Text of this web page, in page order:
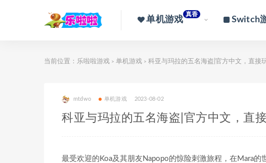
单机游戏
真香
Switch
当前位置： 乐啦啦游戏 > 单机游戏 > 科亚与玛拉的五名海盗|官方中文，直接
mtdwo 单机游戏 2023-08-02
科亚与玛拉的五名海盗|官方中文，直
最受欢迎的Koa及其朋友Napopo的惊险刺激旅程，在Mara